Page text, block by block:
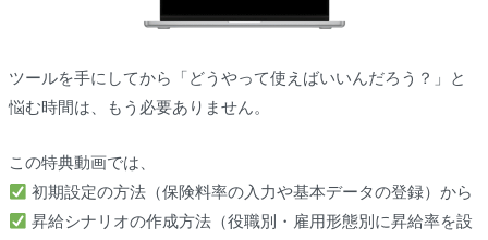
ツールを手にしてから「どうやって使えばいいんだろう？」と
悩む時間は、もう必要ありません。
この特典動画では、
初期設定の方法（保険料率の入力や基本データの登録）から
昇給シナリオの作成方法（役職別・雇用形態別に昇給率を設